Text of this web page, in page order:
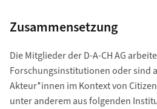
Zusammensetzung
Die Mitglieder der D-A-CH AG
Forschungsinstitutionen oder sind
Akteur*innen im Kontext von
unter anderem aus folgenden